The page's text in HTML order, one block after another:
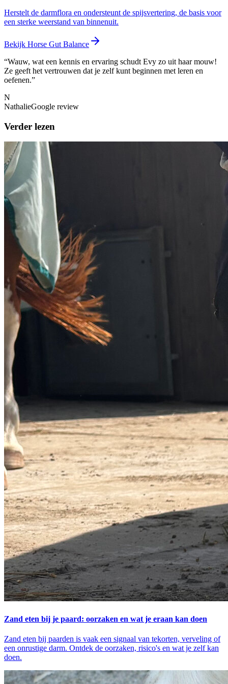
Herstelt de darmflora en ondersteunt de spijsvertering, de basis voor
een sterke weerstand van binnenuit.
Bekijk Horse Gut Balance
“Wauw, wat een kennis en ervaring schudt Evy zo uit haar mouw!
Ze geeft het vertrouwen dat je zelf kunt beginnen met leren en
oefenen.”
N
NathalieGoogle review
Verder lezen
Zand eten bij je paard: oorzaken en wat je eraan kan doen
Zand eten bij paarden is vaak een signaal van tekorten, verveling of
een onrustige darm. Ontdek de oorzaken, risico's en wat je zelf kan
doen.